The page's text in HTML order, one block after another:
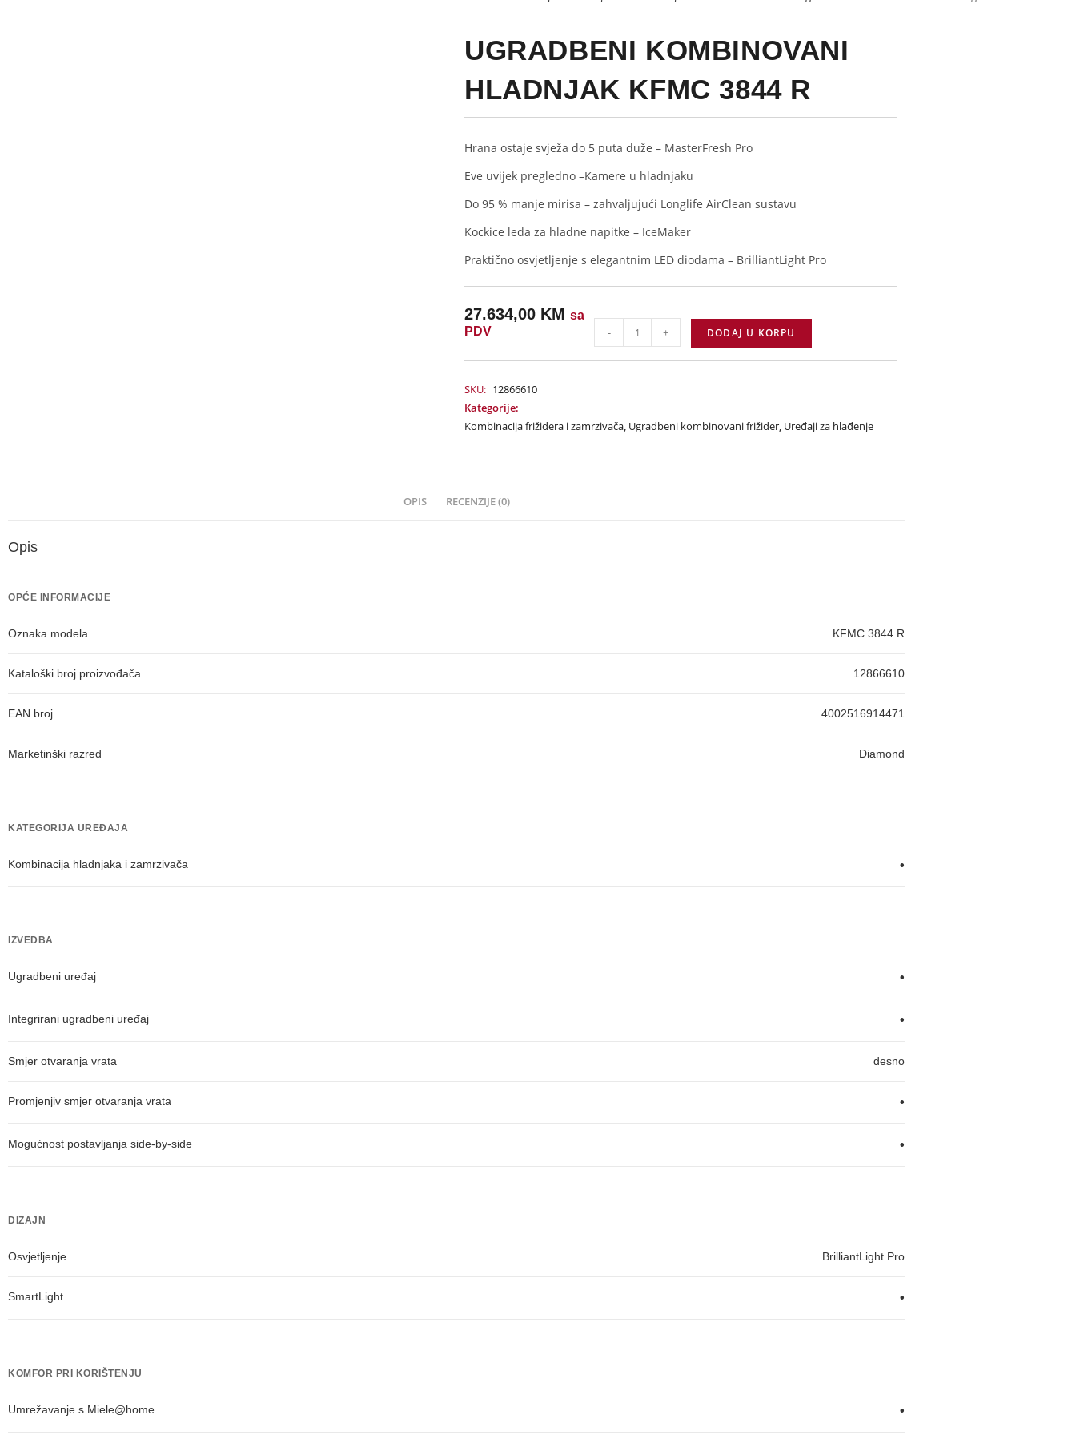
UGRADBENI KOMBINOVANI
HLADNJAK KFMC 3844 R
Hrana ostaje svježa do 5 puta duže – MasterFresh Pro
Eve uvijek pregledno –Kamere u hladnjaku
Do 95 % manje mirisa – zahvaljujući Longlife AirClean sustavu
Kockice leda za hladne napitke – IceMaker
Praktično osvjetljenje s elegantnim LED diodama – BrilliantLight Pro
27.634,00 KM sa
PDV
- + DODAJ U KORPU
SKU: 12866610
Kategorije:
Kombinacija frižidera i zamrzivača, Ugradbeni kombinovani frižider, Uređaji za hlađenje
OPIS RECENZIJE (0)
Opis
OPĆE INFORMACIJE
Oznaka modela KFMC 3844 R
Kataloški broj proizvođača 12866610
EAN broj 4002516914471
Marketinški razred Diamond
KATEGORIJA UREĐAJA
Kombinacija hladnjaka i zamrzivača •
IZVEDBA
Ugradbeni uređaj •
Integrirani ugradbeni uređaj •
Smjer otvaranja vrata desno
Promjenjiv smjer otvaranja vrata •
Mogućnost postavljanja side-by-side •
DIZAJN
Osvjetljenje BrilliantLight Pro
SmartLight •
KOMFOR PRI KORIŠTENJU
Umrežavanje s Miele@home •